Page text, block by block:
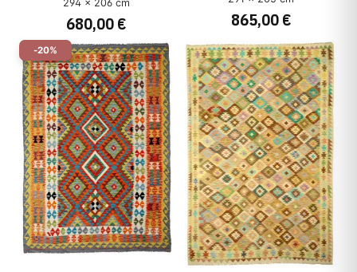
294 x 206 cm
680,00 € 865,00 €
-20%